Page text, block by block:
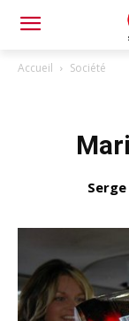
Accueil Société